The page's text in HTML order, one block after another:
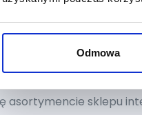
Odmowa
pozwolą po
kampanii, grup
asortymencie sklepu